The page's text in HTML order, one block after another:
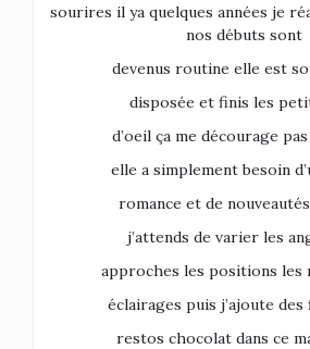
sourires il ya quelques années je
nos débuts sont
devenus routine elle est
disposée et finis les
d’oeil ça me décourage
elle a simplement besoin
romance et de
j’attends de varier les
approches les positions les
éclairages puis j’ajoute des
restos chocolat dans ce